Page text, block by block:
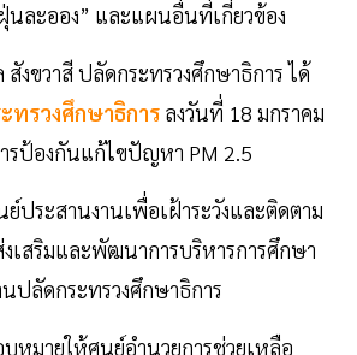
ละออง” และแผนอื่นที่เกี่ยวข้อง
งขวาสี ปลัดกระทรวงศึกษาธิการ ได้
ทรวงศึกษาธิการ ลงวันที่ 18 มกราคม
ารป้องกันแก้ไขปัญหา PM 2.5
ย์ประสานงานเพื่อเฝ้าระวังและติดตาม
เสริมและพัฒนาการบริหารการศึกษา
ปลัดกระทรวงศึกษาธิการ
บหมายให้ศูนย์อำนวยการช่วยเหลือ